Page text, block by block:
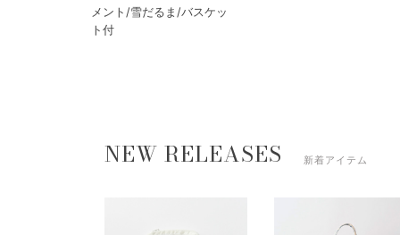
メント/雪だるま/バスケッ
ト付
NEW RELEASES 新着アイテム